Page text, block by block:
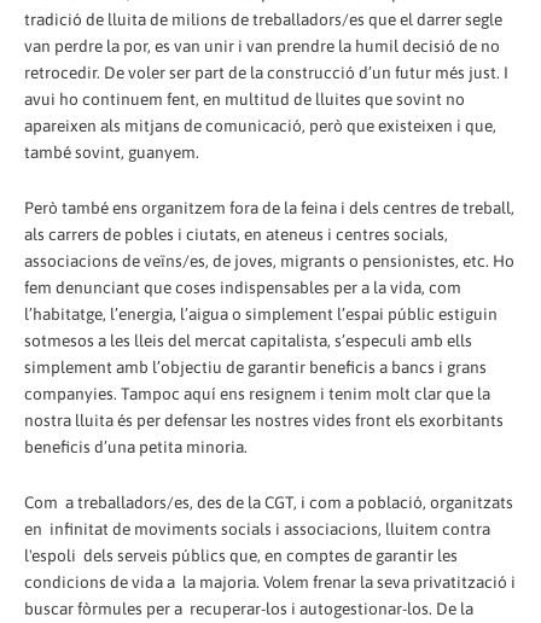
tradició de lluita de milions de treballadors/es que el darrer segle
van perdre la por, es van unir i van prendre la humil decisió de no
retrocedir. De voler ser part de la construcció d’un futur més just. I
avui ho continuem fent, en multitud de lluites que sovint no
apareixen als mitjans de comunicació, però que existeixen i que,
també sovint, guanyem.
Però també ens organitzem fora de la feina i dels centres de treball,
als carrers de pobles i ciutats, en ateneus i centres socials,
associacions de veïns/es, de joves, migrants o pensionistes, etc. Ho
fem denunciant que coses indispensables per a la vida, com
l’habitatge, l’energia, l’aigua o simplement l’espai públic estiguin
sotmesos a les lleis del mercat capitalista, s’especuli amb ells
simplement amb l’objectiu de garantir beneficis a bancs i grans
companyies. Tampoc aquí ens resignem i tenim molt clar que la
nostra lluita és per defensar les nostres vides front els exorbitants
beneficis d’una petita minoria.
Com a treballadors/es, des de la CGT, i com a població, organitzats
en infinitat de moviments socials i associacions, lluitem contra
l'espoli dels serveis públics que, en comptes de garantir les
condicions de vida a la majoria. Volem frenar la seva privatització i
buscar fòrmules per a recuperar-los i autogestionar-los. De la